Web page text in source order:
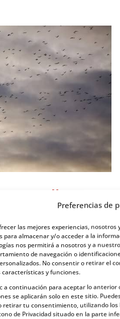
Preferencias de
las mejores experiencias,
para almacenar y/o acceder a la
nos permitirá a nosotros y a
de navegación o
No consentir o retirar el
características y funciones.
a continuación para aceptar lo anterior
se aplicarán solo en este sitio.
retirar tu consentimiento, utilizando los
de Privacidad situado en la parte
Un
en Noruega
de los grandes
lo que no mucha
tiene mucho más que
fiordos, el sol de
La...